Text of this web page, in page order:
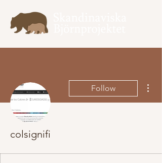
Follow
colsignifi